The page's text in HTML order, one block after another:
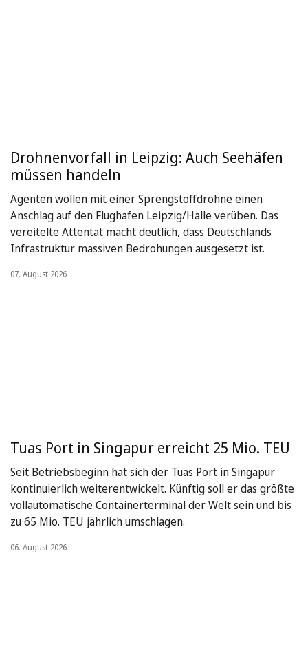
Drohnenvorfall in Leipzig: Auch Seehäfen
müssen handeln
Agenten wollen mit einer Sprengstoffdrohne einen
Anschlag auf den Flughafen Leipzig/Halle verüben. Das
vereitelte Attentat macht deutlich, dass Deutschlands
Infrastruktur massiven Bedrohungen ausgesetzt ist.
07. August 2026
Tuas Port in Singapur erreicht 25 Mio. TEU
Seit Betriebsbeginn hat sich der Tuas Port in Singapur
kontinuierlich weiterentwickelt. Künftig soll er das größte
vollautomatische Containerterminal der Welt sein und bis
zu 65 Mio. TEU jährlich umschlagen.
06. August 2026